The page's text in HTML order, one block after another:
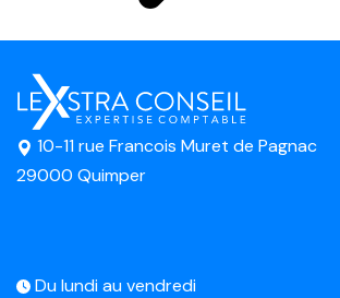
10-11 rue Francois Muret de Pagnac
29000 Quimper
Du lundi au vendredi